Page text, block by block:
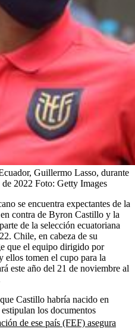
Guillermo Lasso, durante
2022 Foto: Getty Images
se encuentra expectantes de la
contra de Byron Castillo y la
de la selección ecuatoriana
Chile, en cabeza de su
que el equipo dirigido por
ellos tomen el cupo para la
este año del 21 de noviembre al
Castillo habría nacido en
los documentos
de ese país (FEF) asegura